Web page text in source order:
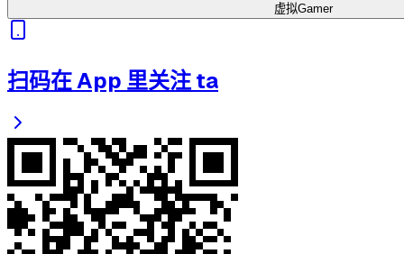
虚拟Gamer
扫码在 App 里关注 ta